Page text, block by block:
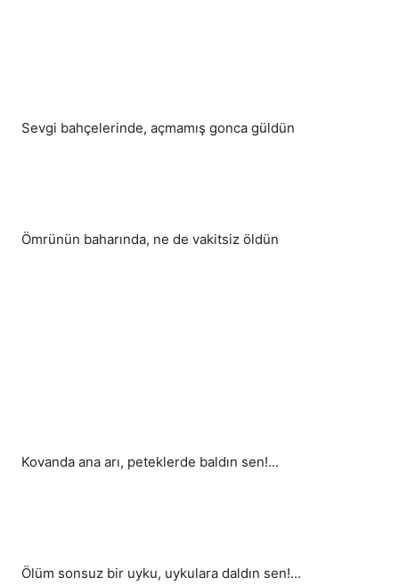
Sevgi bahçelerinde, açmamış gonca güldün
Ömrünün baharında, ne de vakitsiz öldün
Kovanda ana arı, peteklerde baldın sen!...
Ölüm sonsuz bir uyku, uykulara daldın sen!...